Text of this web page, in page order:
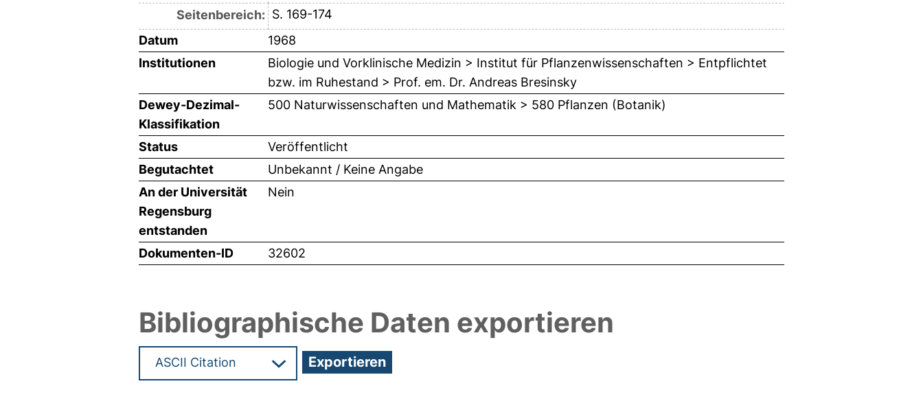
Seitenbereich: S. 169-174
Datum
1968
Institutionen
Biologie und Vorklinische Medizin > Institut für Pflanzenwissenschaften > Entpflichtet
bzw. im Ruhestand > Prof. em. Dr. Andreas Bresinsky
Dewey-Dezimal-
Klassifikation
500 Naturwissenschaften und Mathematik > 580 Pflanzen (Botanik)
Status
Veröffentlicht
Begutachtet
Unbekannt / Keine Angabe
An der Universität
Regensburg
entstanden
Nein
Dokumenten-ID 32602
Bibliographische Daten exportieren